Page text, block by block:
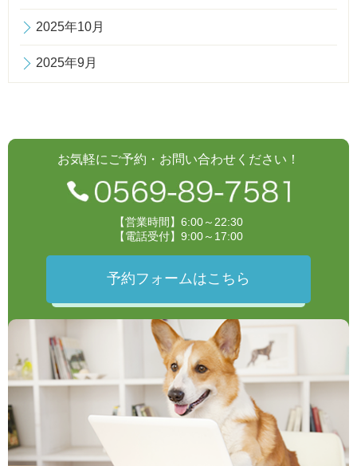
2025年10月
2025年9月
お気軽にご予約・お問い合わせください！
【営業時間】6:00～22:30
【電話受付】9:00～17:00
予約フォームはこちら